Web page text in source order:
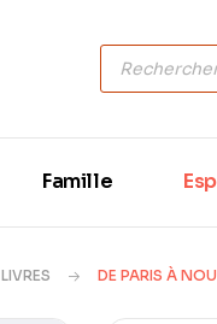
Famille
LIVRES DE PARIS À